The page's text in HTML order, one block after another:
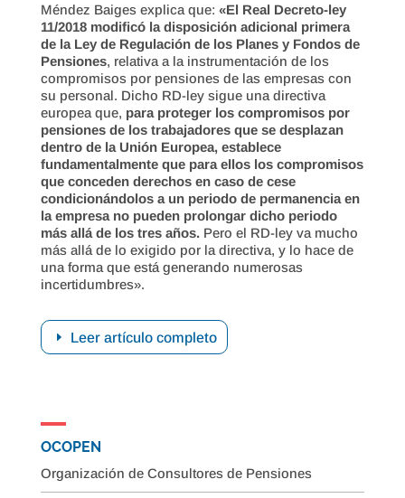
Méndez Baiges explica que: «El Real Decreto-ley
11/2018 modificó la disposición adicional primera
de la Ley de Regulación de los Planes y Fondos de
Pensiones, relativa a la instrumentación de los
compromisos por pensiones de las empresas con
su personal. Dicho RD-ley sigue una directiva
europea que, para proteger los compromisos por
pensiones de los trabajadores que se desplazan
dentro de la Unión Europea, establece
fundamentalmente que para ellos los compromisos
que conceden derechos en caso de cese
condicionándolos a un periodo de permanencia en
la empresa no pueden prolongar dicho periodo
más allá de los tres años.Pero el RD-ley va mucho
más allá de lo exigido por la directiva, y lo hace de
una forma que está generando numerosas
incertidumbres».
Leer artículo completo
OCOPEN
Organización de Consultores de Pensiones